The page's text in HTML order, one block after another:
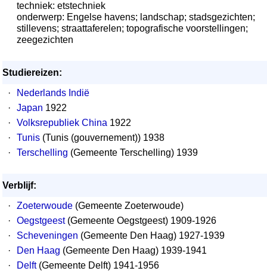
techniek: etstechniek
onderwerp: Engelse havens; landschap; stadsgezichten;
stillevens; straattaferelen; topografische voorstellingen;
zeegezichten
Studiereizen:
·
Nederlands Indië
·
Japan 1922
·
Volksrepubliek China 1922
·
Tunis (Tunis (gouvernement)) 1938
·
Terschelling (Gemeente Terschelling) 1939
Verblijf:
·
Zoeterwoude (Gemeente Zoeterwoude)
·
Oegstgeest(Gemeente Oegstgeest) 1909-1926
·
Scheveningen (Gemeente Den Haag) 1927-1939
·
Den Haag (Gemeente Den Haag) 1939-1941
·
Delft(Gemeente Delft) 1941-1956